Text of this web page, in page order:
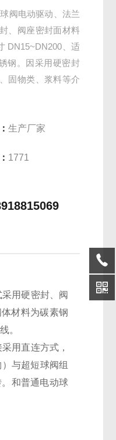
阀电动驱动、法兰
、阀座密封面材料
DN15~DN200、适
钢。因采用硬密封
固物类、浆料等介
生产厂家
1771
用硬密封、阀
材料为碳素钢
。
用直连方式，
与超短球阀组
和普通电动球